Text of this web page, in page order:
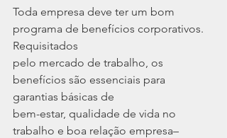
Toda empresa deve ter um bom
programa de benefícios corporativos.
Requisitados
pelo mercado de trabalho, os
benefícios são essenciais para
garantias básicas de
bem-estar, qualidade de vida no
trabalho e boa relação empresa–